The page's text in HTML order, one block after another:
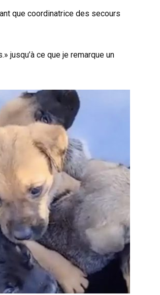
que coordinatrice des secours
jusqu’à ce que je remarque un